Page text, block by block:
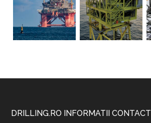
Footer
DRILLING.RO INFORMATII CONTACT